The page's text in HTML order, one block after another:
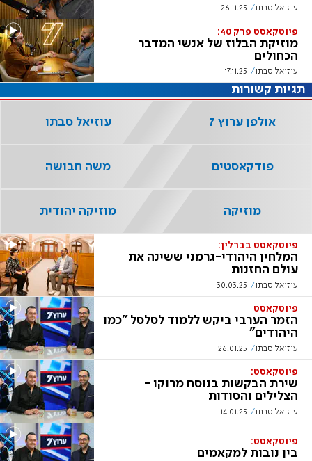
עוזיאל סבתו 26.11.25
פיוטקאסט פרק 40:
מוזיקת הבלוז של אנשי המדבר
הכחולים
עוזיאל סבתו 17.11.25
פיוטקאסט בברלין:
המלחין היהודי-גרמני ששינה את
עולם החזנות
עוזיאל סבתו 30.03.25
פיוטקאסט
הזמר הערבי ביקש ללמוד לסלסל "כמו
היהודים"
עוזיאל סבתו 26.01.25
פיוטקאסט:
שירת הבקשות בנוסח מרוקו -
הצלילים והסודות
עוזיאל סבתו 14.01.25
פיוטקאסט:
בין נובות למקאמים
תגיות קשורות
אולפן ערוץ 7 עוזיאל סבתו
פודקאסטים משה חבושה
מוזיקה מוזיקה יהודית